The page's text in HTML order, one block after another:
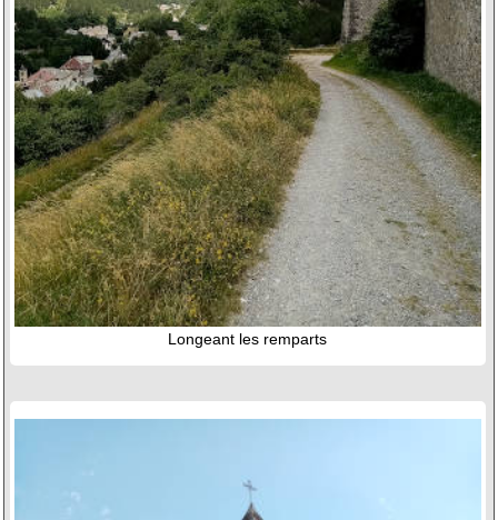
Longeant les remparts